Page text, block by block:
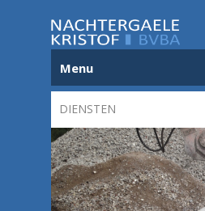
Menu
DIENSTEN